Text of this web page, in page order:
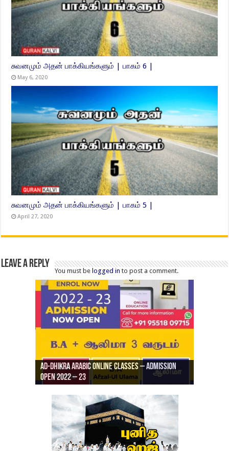
சுவனமும் அதன் பாக்கியங்களும் | பாகம் 6 |
May 6, 2020
சுவனமும் அதன் பாக்கியங்களும் | பாகம் 5 |
April 27, 2020
Leave a Reply
You must be logged in to post a comment.
Ad-Dhikra Arabic Online Classes – Admission
Open 2022 – 23
Ad-Dhikra Arabic Online Classes – BA Arabic
AD DHIKRA ARABIC COLLEGE ADMISSION
ரியாத் ஜும்ஆ தமிழாக்கம், Jamia Al Hajiri
Masjid (Kuwait Masjid), Malaz, Riyadh